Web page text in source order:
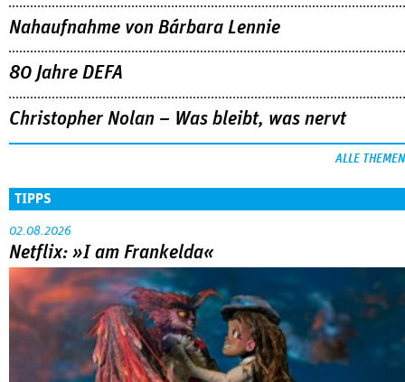
Nahaufnahme von Bárbara Lennie
80 Jahre DEFA
Christopher Nolan – Was bleibt, was nervt
ALLE THEMEN
TIPPS
02.08.2026
Netflix: »I am Frankelda«